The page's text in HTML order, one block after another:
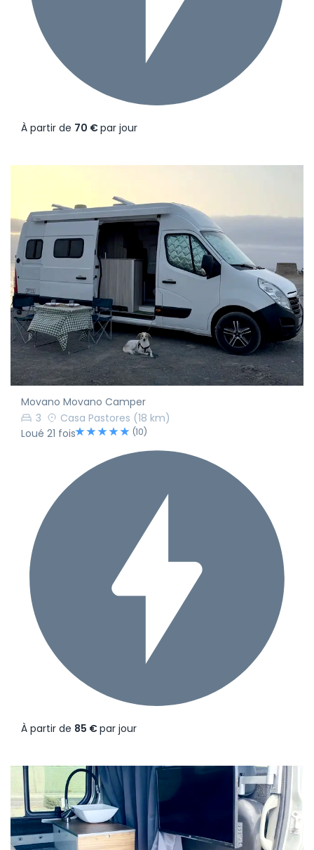
À partir de 70 €par jour
Movano Movano Camper
3
Casa Pastores (18 km)
Loué 21 fois
(10)
À partir de 85 €par jour